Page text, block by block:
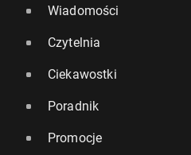
Wiadomości
Czytelnia
Ciekawostki
Poradnik
Promocje